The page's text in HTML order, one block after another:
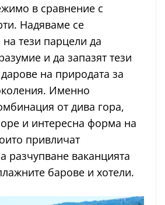
в сравнение с
Надяваме се
на тези парцели да
и да запазят тези
на природата за
Именно
от дива гора,
и интересна форма на
привличат
разчупване ваканцията
барове и хотели.